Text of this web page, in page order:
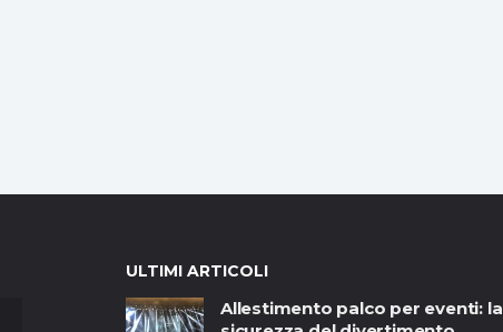
ULTIMI ARTICOLI
Allestimento palco per eventi: la